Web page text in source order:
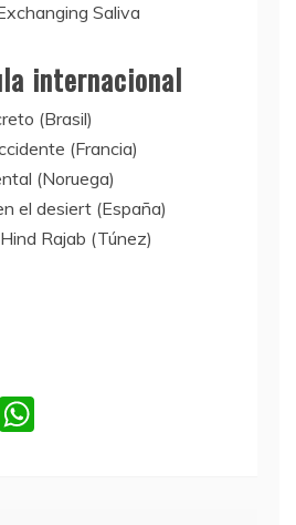
Saliva
internacional
(Brasil)
(Francia)
(Noruega)
el desiert (España)
Rajab (Túnez)
T